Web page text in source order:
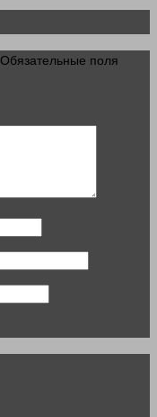
Обязательные поля